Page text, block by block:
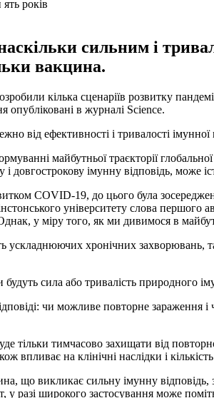
сильним і
вакцина.
кілька сценаріїв розвитку
опубліковані в журналі Science.
від ефективності і тривалості
майбутньої траєкторії
довгострокову імунну відповідь, може
COVID-19, до цього була
університету слова першого
у міру того, як ми дивимося в
ускладнюючих хронічних захворювань,
сила або тривалість природного
чи можливе повторне
тільки тимчасово захищати від
впливає на клінічні наслідки і
що викликає сильну імунну
у разі широкого застосування може